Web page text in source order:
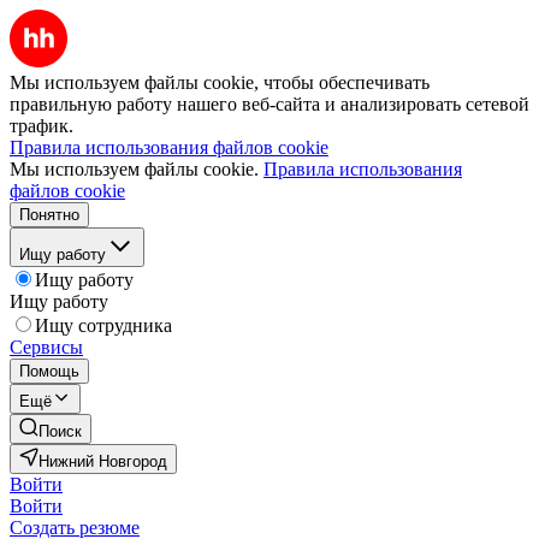
Мы используем файлы cookie, чтобы обеспечивать
правильную работу нашего веб-сайта и анализировать сетевой
трафик.
Правила использования файлов cookie
Мы используем файлы cookie. Правила использования
файлов cookie
Понятно
Ищу работу
Ищу работу
Ищу работу
Ищу сотрудника
Сервисы
Помощь
Ещё
Поиск
Нижний Новгород
Войти
Войти
Создать резюме